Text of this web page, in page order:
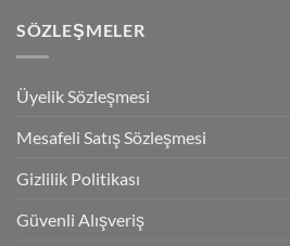
SÖZLEŞMELER
Üyelik Sözleşmesi
Mesafeli Satış Sözleşmesi
Gizlilik Politikası
Güvenli Alışveriş